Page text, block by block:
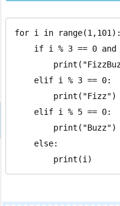
for i in range(1,101):
        print(i)